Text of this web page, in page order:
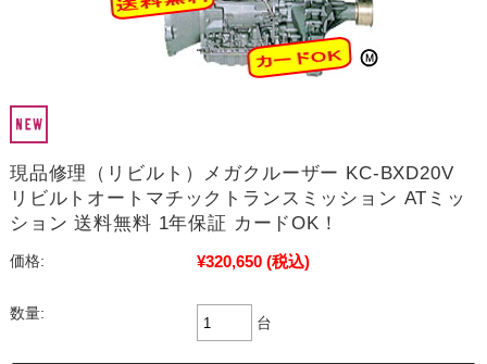
現品修理（リビルト）メガクルーザー KC-BXD20V
リビルトオートマチックトランスミッション ATミッ
ション 送料無料 1年保証 カードOK！
価格: ¥320,650 (税込)
数量:
台